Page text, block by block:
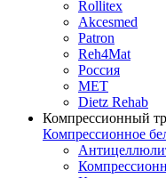
Rollitex
Akcesmed
Patron
Reh4Mat
Россия
МЕТ
Dietz Rehab
Компрессионный
Компрессионное